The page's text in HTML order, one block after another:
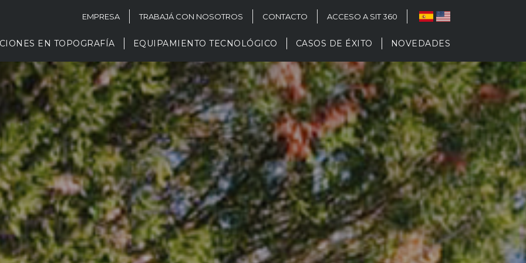
EMPRESA TRABAJÁ CON NOSOTROS CONTACTO ACCESO A SIT 360
EN TOPOGRAFÍA EQUIPAMIENTO TECNOLÓGICO CASOS DE ÉXITO NOVEDADES